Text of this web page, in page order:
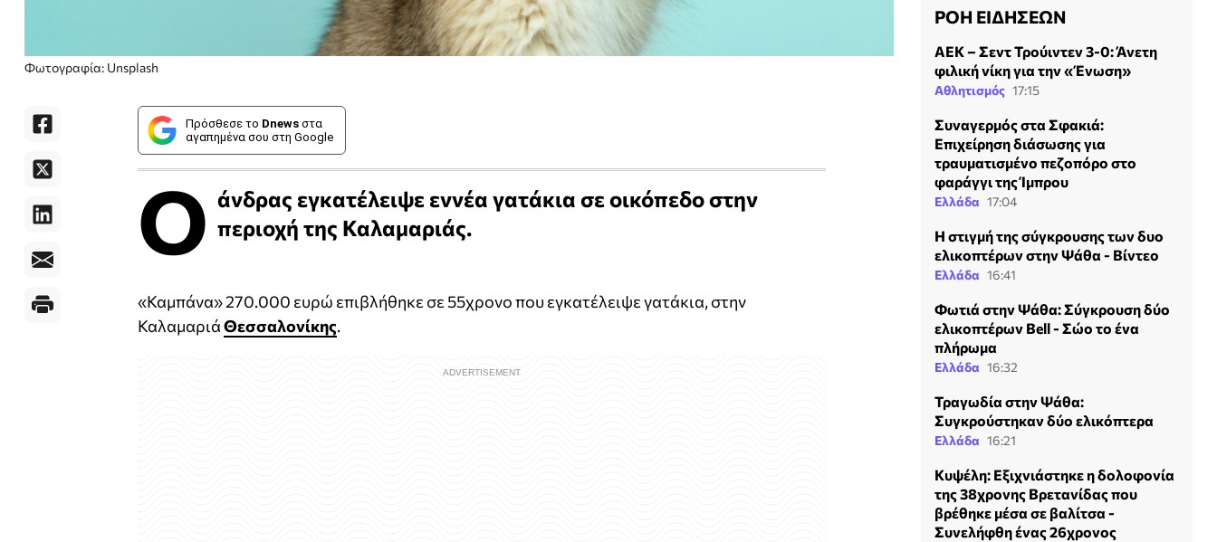
Φωτογραφία: Unsplash
Πρόσθεσε το Dnews στα
αγαπημένα σου στη Google
Ο άνδρας εγκατέλειψε εννέα γατάκια σε οικόπεδο στην
περιοχή της Καλαμαριάς.
«Καμπάνα» 270.000 ευρώ επιβλήθηκε σε 55χρονο που εγκατέλειψε γατάκια, στην
ΚαλαμαριάΘεσσαλονίκης.
ΡΟΗ ΕΙΔΗΣΕΩΝ
ΑΕΚ – Σεντ Τρούιντεν 3-0: Άνετη
φιλική νίκη για την «Ένωση»
Αθλητισμός 17:15
Συναγερμός στα Σφακιά:
Επιχείρηση διάσωσης για
τραυματισμένο πεζοπόρο στο
φαράγγι της Ίμπρου
Ελλάδα 17:04
Η στιγμή της σύγκρουσης των δυο
ελικοπτέρων στην Ψάθα - Βίντεο
Ελλάδα 16:41
Φωτιά στην Ψάθα: Σύγκρουση δύο
ελικοπτέρων Bell - Σώο το ένα
πλήρωμα
Ελλάδα 16:32
Τραγωδία στην Ψάθα:
Συγκρούστηκαν δύο ελικόπτερα
Ελλάδα 16:21
Κυψέλη: Εξιχνιάστηκε η δολοφονία
της 38χρονης Βρετανίδας που
βρέθηκε μέσα σε βαλίτσα -
Συνελήφθη ένας 26χρονος